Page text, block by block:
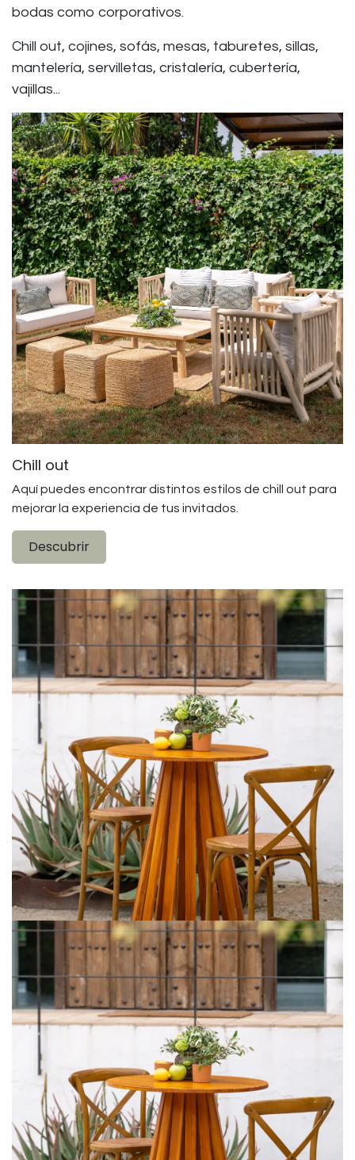
bodas como corporativos.
Chill out, cojines, sofás, mesas, taburetes, sillas,
mantelería, servilletas, cristalería, cubertería,
vajillas...
Chill out
Aquí puedes encontrar distintos estilos de chill out para
mejorar la experiencia de tus invitados.
Descubrir